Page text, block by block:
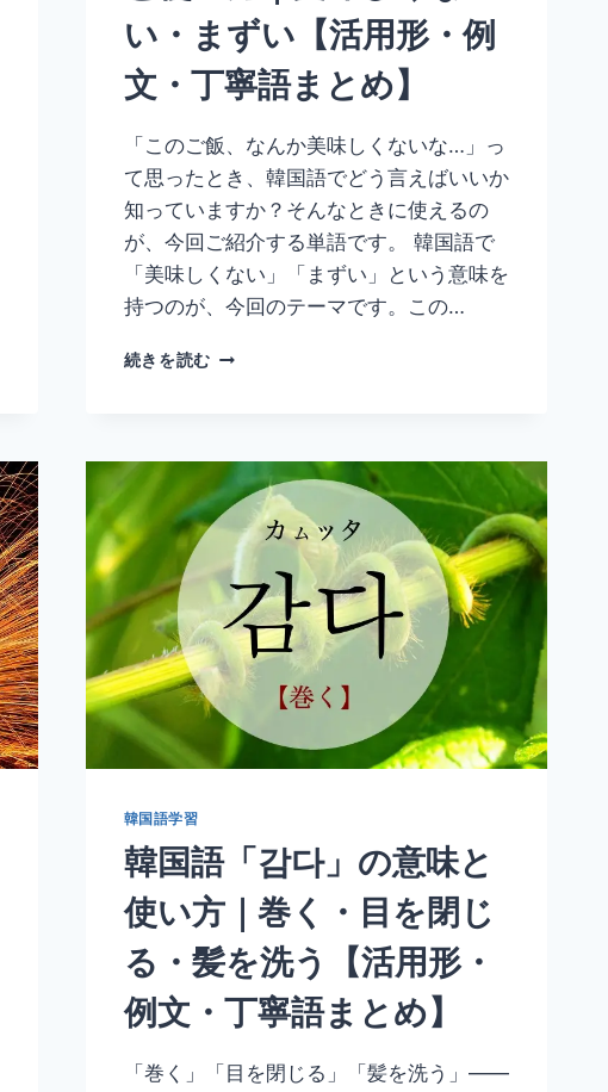
い・まずい【活用形・例
文・丁寧語まとめ】
「このご飯、なんか美味しくないな…」っ
て思ったとき、韓国語でどう言えばいいか
知っていますか？そんなときに使えるの
が、今回ご紹介する単語です。 韓国語で
「美味しくない」「まずい」という意味を
持つのが、今回のテーマです。この…
続きを読む
다」
の
意
と
使
い
方
｜
美
ま
ず
い
【活
用
形・
例
文・
寧
韓国語学習
韓国語「감다」の意味と
使い方｜巻く・目を閉じ
る・髪を洗う【活用形・
例文・丁寧語まとめ】
「巻く」「目を閉じる」「髪を洗う」——